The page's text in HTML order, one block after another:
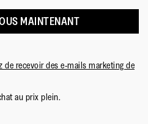
MAINTENANT
de recevoir des e-mails marketing de
au prix plein.